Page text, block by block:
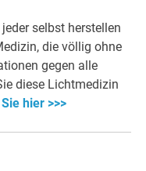
selbst herstellen
die völlig ohne
gegen alle
diese Lichtmedizin
hier >>>